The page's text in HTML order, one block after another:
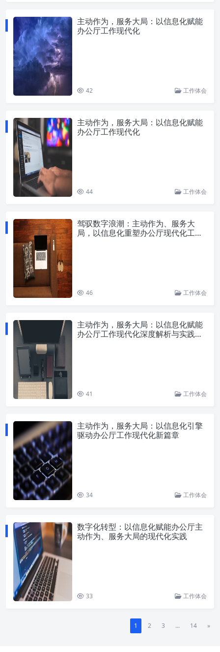
主动作为，服务大局：以信息化赋能
办公厅工作现代化
42 工作体会
主动作为，服务大局：以信息化赋能
办公厅工作现代化
44 工作体会
驾驭数字浪潮：主动作为、服务大
局，以信息化重塑办公厅现代化工作
46 工作体会
主动作为，服务大局：以信息化赋能
办公厅工作现代化深度解析与实践路
41 工作体会
主动作为，服务大局：以信息化引擎
驱动办公厅工作现代化新篇章
34 工作体会
数字化转型：以信息化赋能办公厅主
动作为、服务大局的现代化实践
33 工作体会
1 2 3 ... 14 »